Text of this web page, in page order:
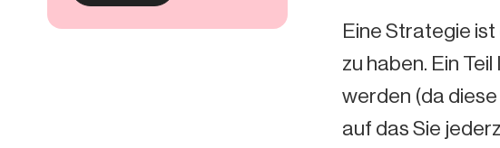
Eine Strategie
zu haben. Ein
werden (da
auf das Sie